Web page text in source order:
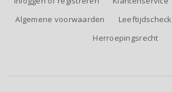
Algemene voorwaarden
Leeftijdscheck
Herroepingsrecht